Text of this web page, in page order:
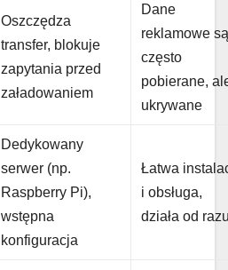
Oszczędza
transfer, blokuje
zapytania przed
załadowaniem
Dane
reklamowe
często
pobierane,
ukrywane
Dedykowany
serwer (np.
Raspberry Pi),
wstępna
konfiguracja
Łatwa
i obsługa,
działa od